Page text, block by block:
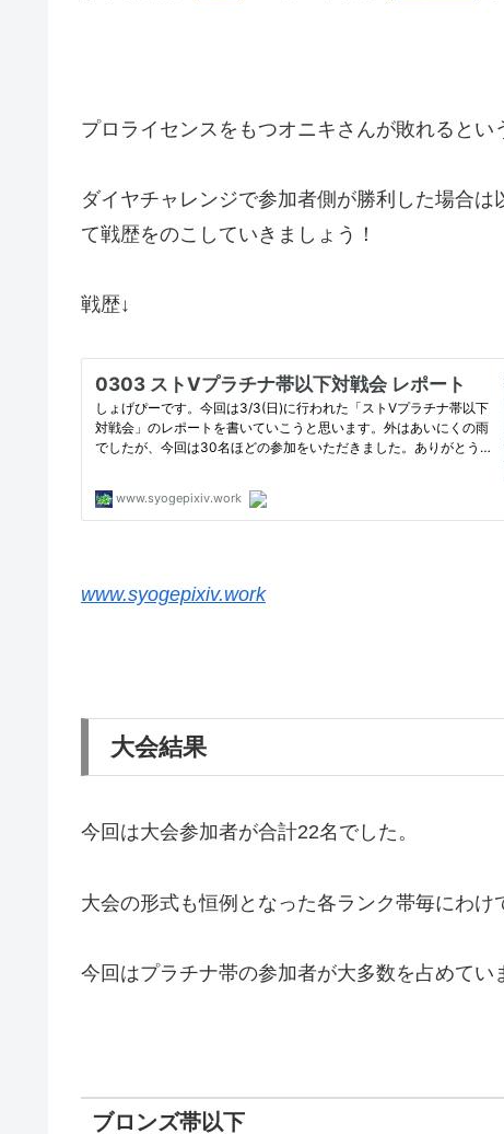
プロライセンスをもつオニキさんが敗れるとい
ダイヤチャレンジで参加者側が勝利した場合
て戦歴をのこしていきましょう！
戦歴↓
www.syogepixiv.work
大会結果
今回は大会参加者が合計22名でした。
大会の形式も恒例となった各ランク帯毎にわけ
今回はプラチナ帯の参加者が大多数を占めてい
ブロンズ帯以下